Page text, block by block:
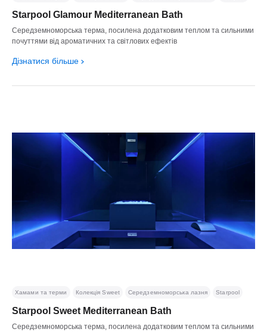
Starpool Glamour Mediterranean Bath
Середземноморська терма, посилена додатковим теплом та сильними
почуттями від ароматичних та світлових ефектів
Дізнатися більше
Starpool Sweet Mediterranean Bath
Середземноморська терма, посилена додатковим теплом та сильними
Хамами та терми Колекція Sweet Середземноморська лазня Starpool